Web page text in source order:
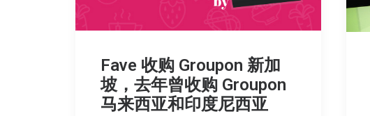
Fave 收购 Groupon 新加
坡，去年曾收购 Groupon
马来西亚和印度尼西亚